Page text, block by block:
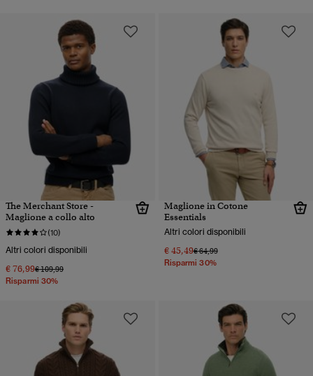
The Merchant Store -
Maglione a collo alto
(10)
Altri colori disponibili
€ 76,99Prezzo ridotto da
€ 109,99a
Risparmi 30%
Maglione in Cotone
Essentials
Altri colori disponibili
€ 45,49Prezzo ridotto da
€ 64,99a
Risparmi 30%